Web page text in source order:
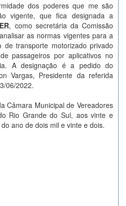
dos poderes que me são
vigente, que fica designada a
, como secretária da Comissão
as normas vigentes para a
de transporte motorizado privado
passageiros por aplicativos no
A designação é a pedido do
Vargas, Presidente da referida
06/2022.
Câmara Municipal de Vereadores
Rio Grande do Sul, aos vinte e
ano de dois mil e vinte e dois.